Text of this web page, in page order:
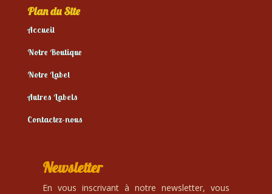
Plan du Site
Accueil
Notre Boutique
Notre Label
Autres Labels
Contactez-nous
Newsletter
En vous inscrivant à notre newsletter, vous